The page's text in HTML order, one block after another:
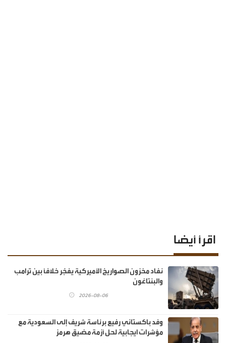
اقرأ أيضا
نفاد مخزون الصواريخ الأميركية يفجّر خلافًا بين ترامب
والبنتاغون
2026-08-06
وفد باكستاني رفيع برئاسة شريف إلى السعودية مع
مؤشرات ايجابية لحل أزمة مضيق هرمز